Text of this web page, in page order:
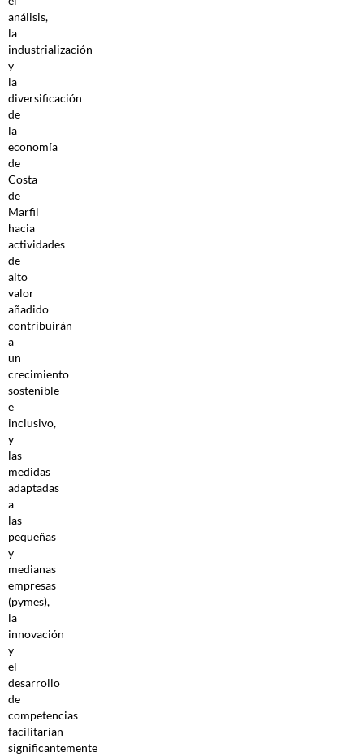
análisis,
la
industrialización
y
la
diversificación
de
la
economía
de
Costa
de
Marfil
hacia
actividades
de
alto
valor
añadido
contribuirán
a
un
crecimiento
sostenible
e
inclusivo,
y
las
medidas
adaptadas
a
las
pequeñas
y
medianas
empresas
(pymes),
la
innovación
y
el
desarrollo
de
competencias
facilitarían
significantemente